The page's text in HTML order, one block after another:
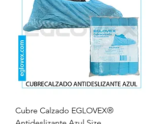
Cubre Calzado EGLOVEX®